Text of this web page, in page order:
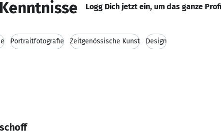
Logg Dich jetzt ein, um das ganze
Portraitfotografie Zeitgenössische Kunst Design